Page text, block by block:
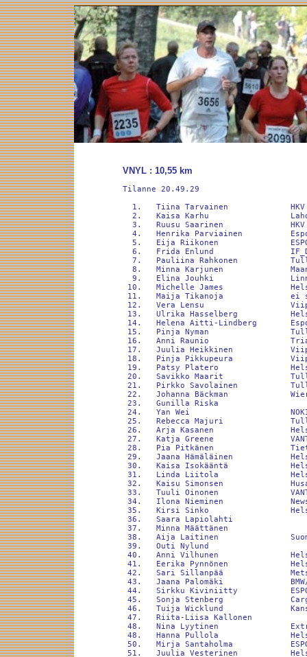
VNYL : 10,55 km
Tilanne 20.49.29

  1.   Tiina Tarvainen             HKV                                 43.07             
  2.   Kaisa Karhu                 Lahden_Ahk                          43.43        +36  
  3.   Ruusu Saarinen              HKV                                 44.42      +1.34  
  4.   Henrika Parviainen          Espoon Tapiot                       45.06      +1.59  
  5.   Eija Riikonen               ESPOO                               50.18      +7.10  
  6.   Frida Enlund                IF_Drott                            50.43      +7.36  
  7.   Pauliina Rahkonen           Tullilaitos                         50.45      +7.37  
  8.   Minna Karjunen              Maanpuolustuskorkeakoulu            51.17      +8.10  
  9.   Elina Jouhki                Linnakkeen Hammas                   51.57      +8.50  
 10.   Michelle James              Helsingin Kansainvälinen koulu      52.08      +9.00  
 11.   Maija Tikanoja              ei seuraa                           52.40      +9.33  
 12.   Vera Lensu                  Viipurin Urheilijat                 53.21     +10.14  
 13.   Ulrika Hasselberg           Helsingin Kansainvälinen koulu      53.21     +10.14  
 14.   Helena Aitti-Lindberg       Espoon srky                         54.07     +11.00  
 15.   Pinja Nyman                 Tullilaitos                         54.20     +11.13  
 16.   Anni Raunio                 Triathlon Stadi                     55.44     +12.36  
 17.   Juulia Heikkinen            Viipurin Urheilijat                 55.59     +12.52  
 18.   Pinja Pikkupeura            Viipurin Urheilijat                 56.21     +13.14  
 19.   Patsy Platero               Helsingin Kansainvälinen koulu      56.45     +13.38  
 20.   Savikko Maarit              Tullilaitos                         56.45     +13.38  
 21.   Pirkko Savolainen           Tullilaitos                         57.32     +14.25  
 22.   Johanna Bäckman             Wieru-Hierojat                      57.39     +14.32  
 23.   Gunilla Riska                                                   57.44     +14.37  
 24.   Yan Wei                     NOKIA MARATON TEAM                  58.10     +15.03  
 25.   Rebecca Majuri              Tullilaitos                         58.11     +15.04  
 26.   Arja Kasanen                Helsinki                            58.20     +15.12  
 27.   Katja Greene                VANTAA                              58.32     +15.25  
 28.   Pia Pitkänen                Tieto juoksukerho                   58.52     +15.45  
 29.   Jaana Hämäläinen            Helsinki                            59.24     +16.17  
 30.   Kaisa Isokääntä             Helsinki                            59.25     +16.18  
 31.   Linda Liitola               Helsinki                            59.38     +16.31  
 32.   Kaisu Simonsen              Husaariratsastajat ry             1.00.01     +16.53  
 33.   Tuuli Oinonen               VANTAA                            1.00.04     +16.56  
 34.   Ilona Nieminen              Newsec Asset Management Oy        1.00.37     +17.30  
 35.   Kirsi Sinko                 Helsinki                          1.00.37     +17.30  
 36.   Saara Lapiolahti                                              1.00.38     +17.31  
 37.   Minna Määttänen                                               1.00.41     +17.34  
 38.   Aija Laitinen               Suomen Akatemia                   1.00.59     +17.52  
 39.   Outi Nylund                                                   1.01.02     +17.55  
 40.   Anni Vilhunen               Helsinki                          1.01.08     +18.01  
 41.   Eerika Pynnönen             Helsinki                          1.01.41     +18.34  
 42.   Sari Sillanpää              Metsäliitto Osuuskunta            1.01.44     +18.37  
 43.   Jaana Palomäki              BMW/MINI                          1.01.51     +18.43  
 44.   Sirkku Kiviniitty           ESPOO                             1.01.59     +18.52  
 45.   Sonja Stenberg              Cargotec Movers                   1.02.00     +18.52  
 46.   Tuija Wicklund              Kansalliskirjasto                 1.02.18     +19.11  
 47.   Riita-Liisa Kallonen                                          1.02.23     +19.16  
 48.   Nina Lyytinen               Extreme Survival Team             1.02.25     +19.17  
 48.   Hanna Pullola               Helsinki                          1.02.25     +19.17  
 50.   Mirja Santaholma            ESPOO                             1.02.27     +19.20  
 51.   Juulia Vesterinen           Helsinki                          1.02.29     +19.22  
 52.   Meri Turunen                Helsinki                          1.02.36     +19.29  
 53.   Aino Eerola                 Hämeenlinna                       1.02.38     +19.30  
 54.   Ulla Anttila                Helsinki                          1.02.46     +19.39  
 55.   Anna Eskola                                                   1.02.47     +19.40  
 56.   Sanna Tirkkonen             Husaariratsastajat ry             1.02.58     +19.51  
 57.   Lotta-Maria Suomalainen     Helsinki                          1.02.59     +19.51  
 58.   Laura Wallenius             friskis&sv                        1.03.07     +20.00  
 59.   Nelli Porthén               Realco                            1.03.07     +20.00  
 59.   Maija Eerola                Helsinki                          1.03.07     +20.00  
 61.   Nora Fleming                                                  1.03.12     +20.04  
 62.   Terttu Holstila                                               1.03.27     +20.20  
 63.   Urzula Litwin               Helsingin jyry                    1.03.35     +20.28  
 64.   Sonja Seppälä               Naistenklinikka                   1.03.40     +20.33  
 65.   Susanna Pietarinen          Newsec                            1.04.05     +20.58  
 66.   Pia Lindroth                                                  1.04.23     +21.16  
 67.   Auli Airila                 Kerava                            1.04.27     +21.20  
 68.   Kaisa Sainio                Trafi                             1.04.29     +21.22  
 69.   Laura Syyrman                                                 1.04.33     +21.26  
 70.   Linda Elisa Brewis          Suomen Vapaakirkko Run4China      1.04.35     +21.28  
 71.   Pekka Myllynen              Tieto juoksukerho                 1.04.51     +21.44  
 72.   Marianne Ijäs               Helsinki                          1.04.52     +21.45  
 73.   Pirjo Frigård                                                 1.05.04     +21.57  
 74.   Verena Heiss-Spornberger                                      1.05.16     +22.09  
 75.   Tiina Mehtonen              ESPOO                             1.05.17     +22.09  
 76.   Ilse Rautopuro                                                1.05.24     +22.17  
 77.   Tarja Roponen               Maunulan ala-aste                 1.05.27     +22.20  
 77.   Anne Haapanen               Naistenklinikka                   1.05.27     +22.20  
 79.   Tuija Jouhki-Partinen       SATO Oyj                          1.05.27     +22.20  
 80.   Karoliina Grönlund          Maunulan ala-aste                 1.05.28     +22.21  
 81.   Marika Kotikoski                                              1.05.35     +22.28  
 82.   Pirjo Reiman                                                  1.05.39     +22.31  
 83.   Elina Paajanen                                                1.05.39     +22.31  
 84.   Marjo Halttunen                                               1.05.39     +22.32  
 85.   Hannele Vertainen           Helsinki                          1.05.41     +22.33  
 86.   Marit Seppäläinen           VANTAA                            1.05.50     +22.43  
 87.   Denise Hild�n               ESPOO                             1.05.54     +22.47  
 88.   Leena Veinola                                                 1.05.59     +22.52  
 89.   Jonna Kyllönen              Helsinki                          1.06.02     +22.54  
 90.   Auli Seppäläinen            Vahanen                           1.06.06     +22.59  
 91.   Kirsi Hakala                                                  1.06.20     +23.13  
 92.   Taina Arnala                Helsinki                          1.06.26     +23.18  
 93.   Maria Viiru                 Finavia                           1.06.31     +23.23  
 94.   Miia Enberg                 MTV MEDIA                         1.06.38     +23.30  
 95.   Arja Kela                   SKH-Isännöinti Oy                 1.06.38     +23.30  
 96.   Vera Laakkonen                                                1.06.42     +23.35  
 97.   Irma SaarenpÄÄ              Naistenklinikka                   1.06.49     +23.42  
 98.   Marjo Karppanen                                               1.07.15     +24.08  
 99.   Eija Myller                 Pornainen                         1.07.21     +24.14  
100.   Kati Relander               Tuusula                           1.08.01     +24.54  
101.   Lotta Weckström-Lehto                                         1.08.17     +25.10  
102.   Helena Pietilä              Trafi                             1.08.27     +25.20  
103.   Sari Nieminen               lohja                             1.08.41     +25.34  
104.   Jenny Lehtosaari            Viipurin Urheilijat               1.08.48     +25.41  
105.   Sari Pesonen                Run Orion                         1.09.05     +25.58  
106.   Ritva Laukkarinen           Nordea Pankki                     1.09.23     +26.15  
107.   Katariina Prepula           Ulkoasianministeriö               1.09.23     +26.16  
108.   Sirpa Siilin                Helsingin Kaup ympäristökeskus    1.09.25     +26.18  
109.   Titta Shemeikka             Helsinki                          1.09.26     +26.18  
110.   Mari Askolin                                                  1.09.32     +26.25  
111.   Anna-Kaisa Tuovinen         Helsinki                          1.09.33     +